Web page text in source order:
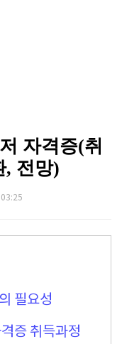
자격증(취
, 전망)
필요성
증 취득과정